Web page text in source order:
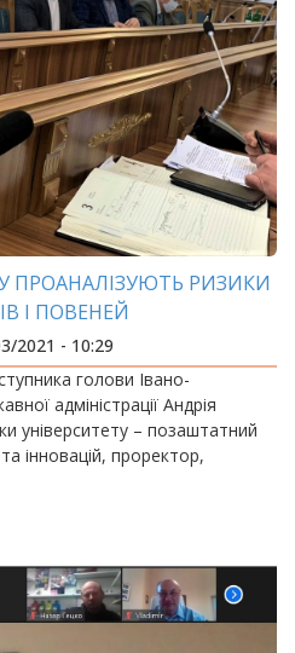
ПРОАНАЛІЗУЮТЬ РИЗИКИ
І ПОВЕНЕЙ
2021 - 10:29
голови Івано-
адміністрації Андрія
університету – позаштатний
інновацій, проректор,